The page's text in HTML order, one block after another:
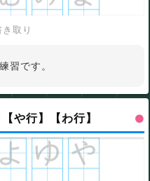
き取り
習です。
や行】【わ行】